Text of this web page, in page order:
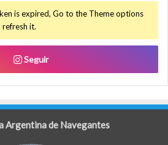
is expired, Go to the Theme options
it.
Seguir
Argentina de Navegantes